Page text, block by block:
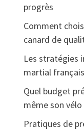
progrès
Comment
canard de
Les stratégies
martial
Quel budget
même son vélo
Pratiques de